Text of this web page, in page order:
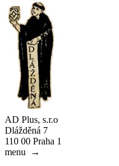
AD Plus, s.r.o
Dlážděná 7
110 00 Praha 1
menu
→